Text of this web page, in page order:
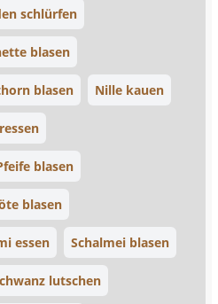
schlürfen
blasen
blasen Nille kauen
blasen
blasen
essen Schalmei blasen
lutschen